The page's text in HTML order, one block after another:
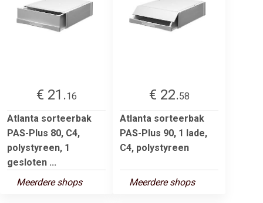
€ 21.16
Atlanta sorteerbak
PAS-Plus 80, C4,
polystyreen, 1
gesloten ...
Meerdere shops
€ 22.58
Atlanta sorteerbak
PAS-Plus 90, 1 lade,
C4, polystyreen
Meerdere shops